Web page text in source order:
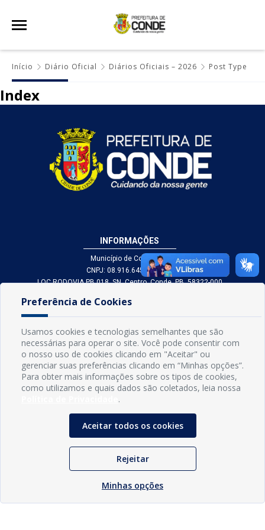
Início Diário Oficial Diários Oficiais – 2026 Post Type
Index
INFORMAÇÕES
Município de Conde - PB
CNPJ: 08.916.645/0001-80
LOC RODOVIA PB 018, SN, Centro, Conde, PB, 58322-000
gabinetedaprefeita@conde.pb.gov.br
Exp: Segunda a sexta, das 8h às 14h.
© Prefeitura Municipal do Conde | Desenvolvido porSogo Tecnologia
Preferência de Cookies
Usamos cookies e tecnologias semelhantes que são
necessárias para operar o site. Você pode consentir com
o nosso uso de cookies clicando em "Aceitar" ou
gerenciar suas preferências clicando em “Minhas opções”.
Para obter mais informações sobre os tipos de cookies,
como utilizamos e quais dados são coletados, leia nossa
.
Aceitar todos os cookies
Rejeitar
Minhas opções